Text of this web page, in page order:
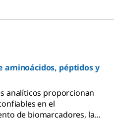
aminoácidos, péptidos y
analíticos proporcionan
en el
de biomarcadores, la